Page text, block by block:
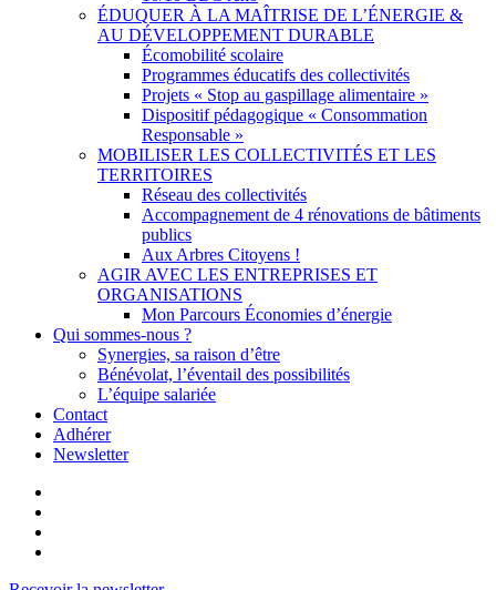
ÉDUQUER À LA MAÎTRISE DE L’ÉNERGIE &
AU DÉVELOPPEMENT DURABLE
Écomobilité scolaire
Programmes éducatifs des collectivités
Projets « Stop au gaspillage alimentaire »
Dispositif pédagogique « Consommation
Responsable »
MOBILISER LES COLLECTIVITÉS ET LES
TERRITOIRES
Réseau des collectivités
Accompagnement de 4 rénovations de bâtiments
publics
Aux Arbres Citoyens !
AGIR AVEC LES ENTREPRISES ET
ORGANISATIONS
Mon Parcours Économies d’énergie
Qui sommes-nous ?
Synergies, sa raison d’être
Bénévolat, l’éventail des possibilités
L’équipe salariée
Contact
Adhérer
Newsletter